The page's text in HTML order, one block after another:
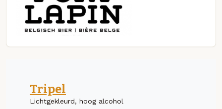
Tripel
Lichtgekleurd, hoog alcohol